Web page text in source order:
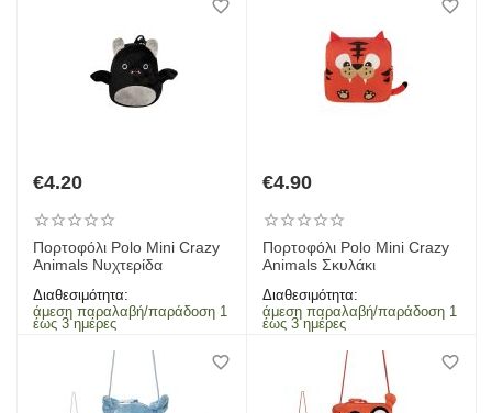
€4.20
Πορτοφόλι Polo Mini Crazy
Animals Νυχτερίδα
Διαθεσιμότητα:
άμεση παραλαβή/παράδοση 1
έως 3 ημέρες
€4.90
Πορτοφόλι Polo Mini Crazy
Animals Σκυλάκι
Διαθεσιμότητα:
άμεση παραλαβή/παράδοση 1
έως 3 ημέρες